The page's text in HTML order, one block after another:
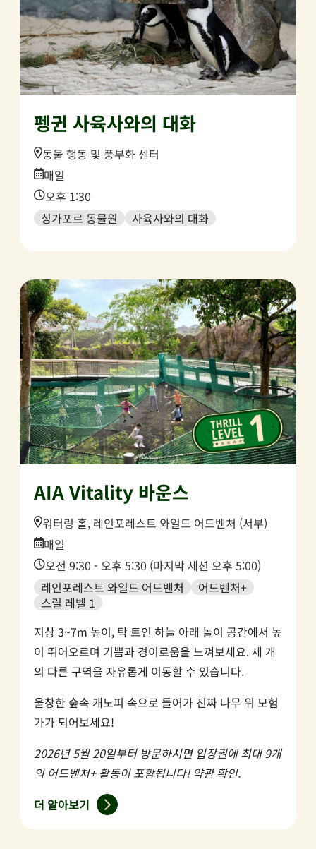
펭귄 사육사와의 대화
Location:
동물 행동 및 풍부화 센터
Date:
매일
Time:
오후 1:30
싱가포르 동물원
사육사와의 대화
AIA Vitality 바운스
Location:
워터링 홀, 레인포레스트 와일드 어드벤처 (서부)
Date:
매일
Time:
오전 9:30 - 오후 5:30 (마지막 세션 오후 5:00)
레인포레스트 와일드 어드벤처
어드벤처+
스릴 레벨 1
지상 3~7m 높이, 탁 트인 하늘 아래 놀이 공간에서 높
이 뛰어오르며 기쁨과 경이로움을 느껴보세요. 세 개
의 다른 구역을 자유롭게 이동할 수 있습니다.
울창한 숲속 캐노피 속으로 들어가 진짜 나무 위 모험
가가 되어보세요!
2026년 5월 20일부터 방문하시면 입장권에 최대 9개
의 어드벤처+ 활동이 포함됩니다! 약관 확인.
더 알아보기